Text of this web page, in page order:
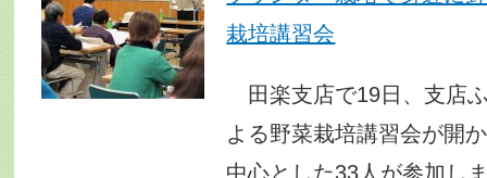
栽培講習会
田楽支店で19日、支店
よる野菜栽培講習会が開
中心とした33人が参加し